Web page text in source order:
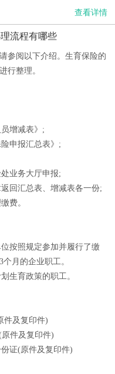
查看详情
流程有哪些
参阅以下介绍。生育保险的
行整理。
增减表》;
申报汇总表》;
业务大厅申报;
回汇总表、增减表各一份;
费。
按照规定参加并履行了缴
月的企业职工。
生育政策的职工。
件及复印件)
件及复印件)
证(原件及复印件)